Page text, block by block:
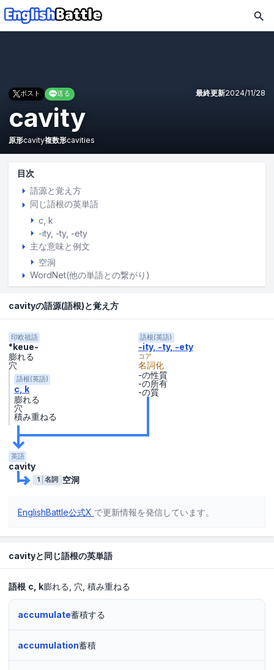
ポスト 送る 最終更新2024/11/28
cavity
原形cavity複数形cavities
目次
語源と覚え方
同じ語根の英単語
c k
-ity, -ty, -ety
主な意味と例文
空洞
WordNet(他の単語との繋がり)
cavityの語源(語根)と覚え方
印欧祖語
*keue-
膨れる
穴
語根(英語)
c k
膨れる
穴
積み重ねる
語根(英語)
-ity, -ty, -ety
コア
名詞化
-の性質
-の所有
-の質
英語
cavity
1 名詞 空洞
EnglishBattle公式X で更新情報を発信しています。
cavityと同じ語根の英単語
語根 c k膨れる 穴 積み重ねる
accumulate蓄積する
accumulation蓄積